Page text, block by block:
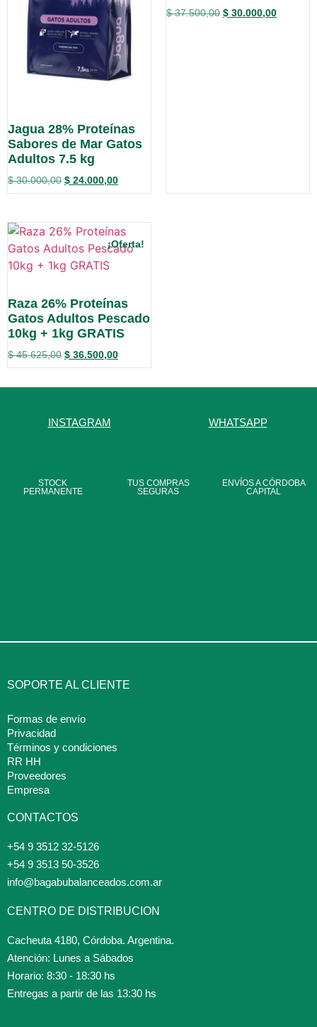
Jagua 28% Proteínas
Sabores de Mar Gatos
Adultos 7.5 kg
$30.000,00 $ 24.000,00
$37.500,00 $ 30.000,00
¡Oferta!
Raza 26% Proteínas
Gatos Adultos Pescado
10kg + 1kg GRATIS
$45.625,00 $ 36.500,00
INSTAGRAM WHATSAPP
STOCK
PERMANENTE
TUS COMPRAS
SEGURAS
ENVÍOS A CÓRDOBA
CAPITAL
SOPORTE AL CLIENTE
Formas de envío
Privacidad
Términos y condiciones
RR HH
Proveedores
Empresa
CONTACTOS
+54 9 3512 32-5126
+54 9 3513 50-3526
info@bagabubalanceados.com.ar
CENTRO DE DISTRIBUCION
Cacheuta 4180, Córdoba. Argentina.
Atención: Lunes a Sábados
Horario: 8:30 - 18:30 hs
Entregas a partir de las 13:30 hs